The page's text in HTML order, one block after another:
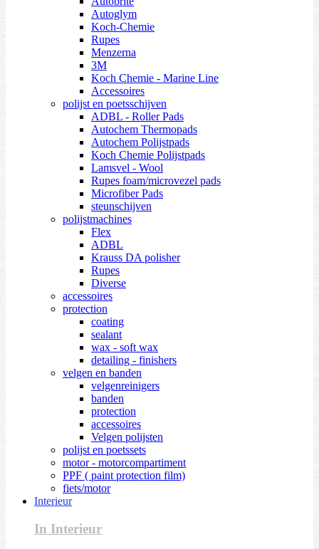
Autoglym
Koch-Chemie
Rupes
Menzerna
3M
Koch Chemie - Marine Line
Accessoires
polijst en poetsschijven
ADBL - Roller Pads
Autochem Thermopads
Autochem Polijstpads
Koch Chemie Polijstpads
Lamsvel - Wool
Rupes foam/microvezel pads
Microfiber Pads
steunschijven
polijstmachines
Flex
ADBL
Krauss DA polisher
Rupes
Diverse
accessoires
protection
coating
sealant
wax - soft wax
detailing - finishers
velgen en banden
velgenreinigers
banden
protection
accessoires
Velgen polijsten
polijst en poetssets
motor - motorcompartiment
PPF ( paint protection film)
fiets/motor
Interieur
In Interieur